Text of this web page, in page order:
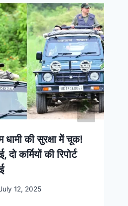
धामी की सुरक्षा में चूक!
दो कर्मियों की रिपोर्ट
12, 2025